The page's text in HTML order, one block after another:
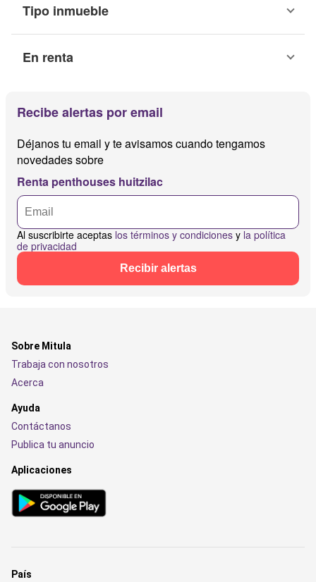
Tipo inmueble
En renta
Recibe alertas por email
Déjanos tu email y te avisamos cuando tengamos
novedades sobre
Renta penthouses huitzilac
Al suscribirte aceptas los términos y condiciones y la política
de privacidad
Recibir alertas
Sobre Mitula
Trabaja con nosotros
Acerca
Ayuda
Contáctanos
Publica tu anuncio
Aplicaciones
País